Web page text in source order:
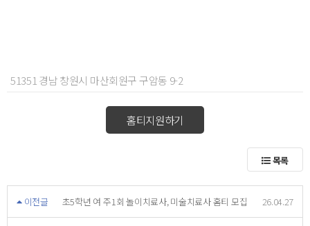
51351 경남 창원시 마산회원구 구암동 9-2
홈티지원하기
목록
이전글 초5학년 여 주1회 놀이치료사, 미술치료사 홈티 모집 26.04.27